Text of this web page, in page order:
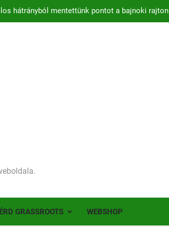
es szezon – hazai pályán rajtol az Érdi VSE!
– több mint 200 játékos lépett pályára Érden
nélkül jutottunk tovább a MOL Magyar Kupában
es szezon – hazai pályán rajtol az Érdi VSE!
– több mint 200 játékos lépett pályára Érden
ÉRD GRASSROOTS WEBSHOP